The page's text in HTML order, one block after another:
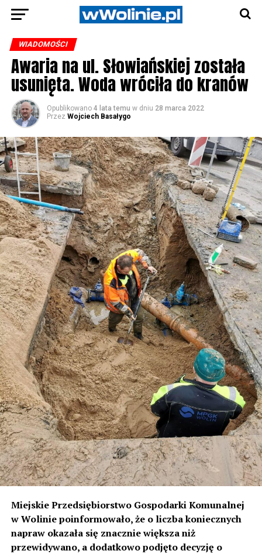
WIADOMOŚCI
Awaria na ul. Słowiańskiej została
usunięta. Woda wróciła do kranów
Opublikowano 4 lata temu w dniu 28 marca 2022
Przez Wojciech Basałygo
Miejskie Przedsiębiorstwo Gospodarki Komunalnej
w Wolinie poinformowało, że o liczba koniecznych
napraw okazała się znacznie większa niż
przewidywano, a dodatkowo podjęto decyzję o